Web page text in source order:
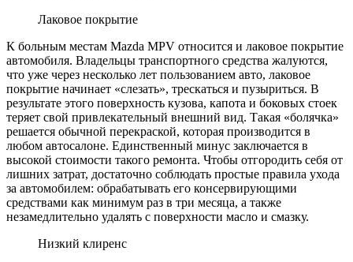
Лаковое покрытие
К больным местам Mazda MPV относится и лаковое покрытие
автомобиля. Владельцы транспортного средства жалуются,
что уже через несколько лет пользованием авто, лаковое
покрытие начинает «слезать», трескаться и пузыриться. В
результате этого поверхность кузова, капота и боковых стоек
теряет свой привлекательный внешний вид. Такая «болячка»
решается обычной перекраской, которая производится в
любом автосалоне. Единственный минус заключается в
высокой стоимости такого ремонта. Чтобы отгородить себя от
лишних затрат, достаточно соблюдать простые правила ухода
за автомобилем: обрабатывать его консервирующими
средствами как минимум раз в три месяца, а также
незамедлительно удалять с поверхности масло и смазку.
Низкий клиренс